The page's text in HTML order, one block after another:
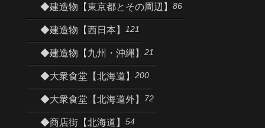
◆建造物【東京都とその周辺】 86
◆建造物【西日本】 121
◆建造物【九州・沖縄】 21
◆大衆食堂【北海道】 200
◆大衆食堂【北海道外】 72
◆商店街【北海道】 54